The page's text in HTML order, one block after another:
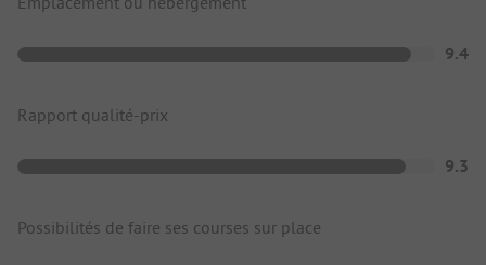
9.4
Rapport qualité-prix
9.3
Possibilités de faire ses courses sur place